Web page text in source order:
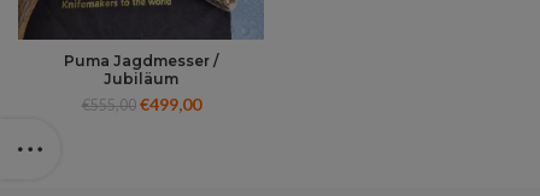
Puma Jagdmesser /
Jubiläum
€555,00 €499,00